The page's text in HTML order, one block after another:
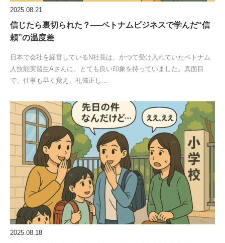
2025.08.21
信じたら裏切られた？──ベトナムビジネスで学んだ“信
頼”の温度差
日本で会社を経営しているN社長は、かつて受け入れていたベトナム
人技能実習生Aさんに、とても良い印象を持っていました。真面目
で、仕事も早く覚え、礼儀正し…
2025.08.18